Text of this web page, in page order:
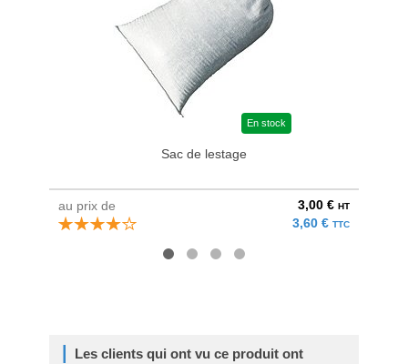
En stock
Sac de lestage
au prix de 3,00 € HT
3,60 € TTC
Les clients qui ont vu ce produit ont